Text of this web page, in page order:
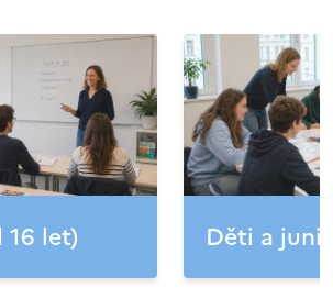
16 let) Děti a